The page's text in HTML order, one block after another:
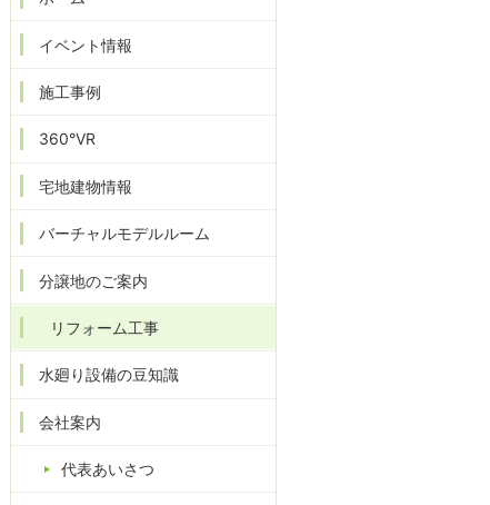
イベント情報
施工事例
360°VR
宅地建物情報
バーチャルモデルルーム
分譲地のご案内
リフォーム工事
水廻り設備の豆知識
会社案内
代表あいさつ